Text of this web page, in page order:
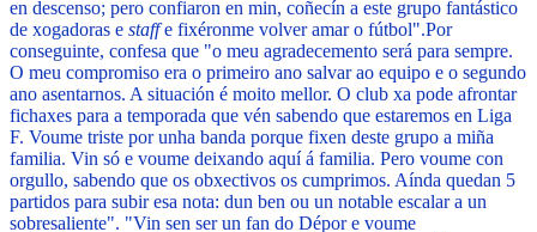
en descenso; pero confiaron en min, coñecín a este grupo fantástico
de xogadoras e staffe fixéronme volver amar o fútbol".Por
conseguinte, confesa que "o meu agradecemento será para sempre.
O meu compromiso era o primeiro ano salvar ao equipo e o segundo
ano asentarnos. A situación é moito mellor. O club xa pode afrontar
fichaxes para a temporada que vén sabendo que estaremos en Liga
F. Voume triste por unha banda porque fixen deste grupo a miña
familia. Vin só e voume deixando aquí á familia. Pero voume con
orgullo, sabendo que os obxectivos os cumprimos. Aínda quedan 5
partidos para subir esa nota: dun ben ou un notable escalar a un
sobresaliente". "Vin sen ser un fan do Dépor e voume